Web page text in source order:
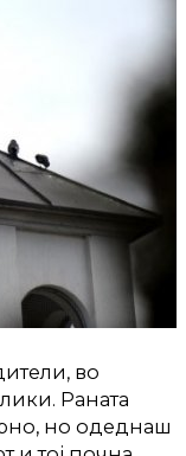
во
Раната
но одеднаш